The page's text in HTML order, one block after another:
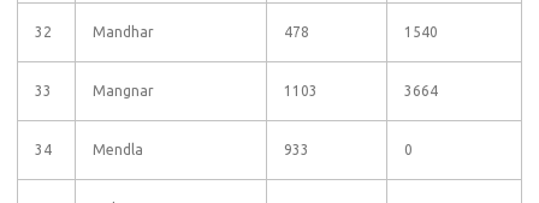
32 Mandhar 478 1540
33 Mangnar 1103 3664
34 Mendla 933 0